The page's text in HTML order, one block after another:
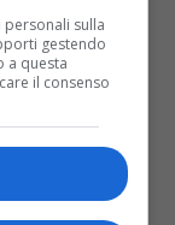
su Google
Borgosesia
sulla
gestendo
a questa
il consenso